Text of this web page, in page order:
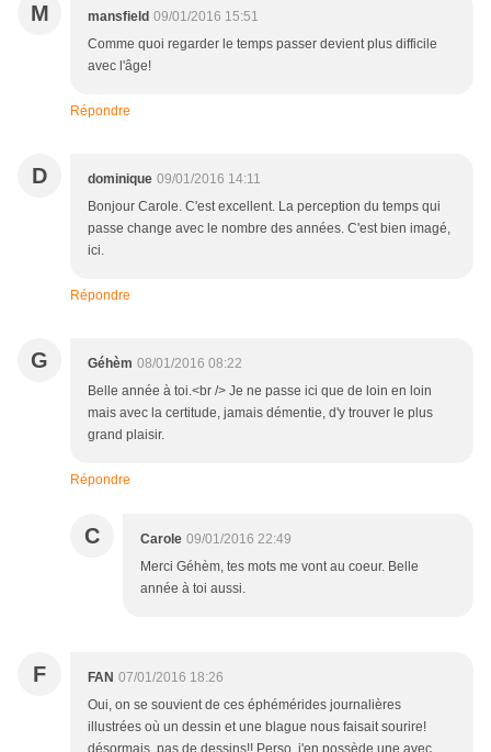
M mansfield 09/01/2016 15:51
Comme quoi regarder le temps passer devient plus difficile
avec l'âge!
Répondre
D dominique 09/01/2016 14:11
Bonjour Carole. C'est excellent. La perception du temps qui
passe change avec le nombre des années. C'est bien imagé,
ici.
Répondre
G Géhèm 08/01/2016 08:22
Belle année à toi.<br /> Je ne passe ici que de loin en loin
mais avec la certitude, jamais démentie, d'y trouver le plus
grand plaisir.
Répondre
C Carole 09/01/2016 22:49
Merci Géhèm, tes mots me vont au coeur. Belle
année à toi aussi.
F FAN 07/01/2016 18:26
Oui, on se souvient de ces éphémérides journalières
illustrées où un dessin et une blague nous faisait sourire!
désormais, pas de dessins!! Perso, j'en possède une avec